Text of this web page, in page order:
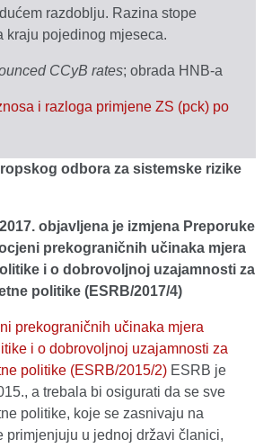
razdoblju. Razina stope
kraju pojedinog mjeseca.
CCyB rates; obrada HNB-a
i razloga primjene ZS (pck) po
odbora za sistemske rizike
objavljena je izmjena Preporuke
prekograničnih učinaka mjera
i o dobrovoljnoj uzajamnosti za
politike (ESRB/2017/4)
prekograničnih učinaka mjera
i o dobrovoljnoj uzajamnosti za
politike (ESRB/2015/2) ESRB je
a trebala bi osigurati da se sve
politike, koje se zasnivaju na
primjenjuju u jednoj državi članici,